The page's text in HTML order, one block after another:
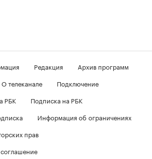
Редакция
Архив программ
О телеканале
Подключение
РБК
Подписка на РБК
Информация об ограничениях
прав
соглашение